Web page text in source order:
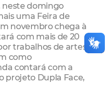
neste domingo
uma Feira de
novembro chega à
com mais de 20
trabalhos de artes
como
contará com a
projeto Dupla Face,